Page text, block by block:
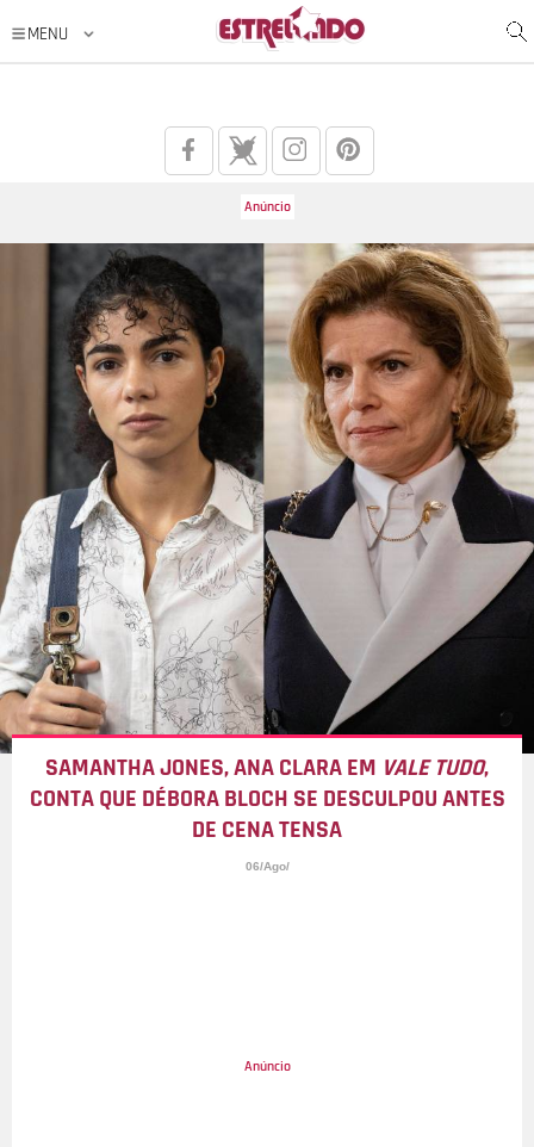
SAMANTHA JONES, ANA CLARA EM VALE TUDO,
CONTA QUE DÉBORA BLOCH SE DESCULPOU ANTES
DE CENA TENSA
06/Ago/